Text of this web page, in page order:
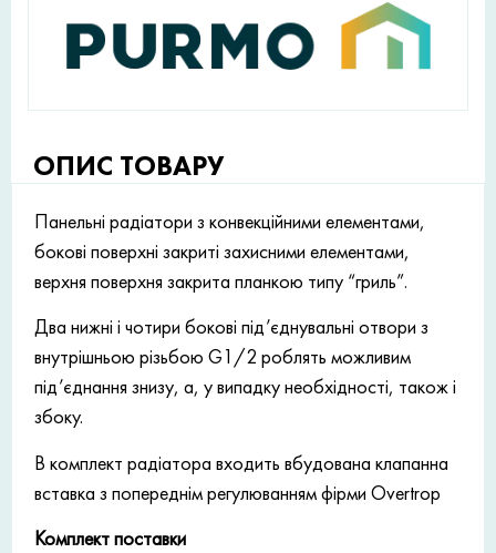
ОПИС ТОВАРУ
Панельні радіатори з конвекційними елементами,
бокові поверхні закриті захисними елементами,
верхня поверхня закрита планкою типу “гриль”.
Два нижні і чотири бокові під’єднувальні отвори з
внутрішньою різьбою G1/2 роблять можливим
під’єднання знизу, а, у випадку необхідності, також і
збоку.
В комплект радіатора входить вбудована клапанна
вставка з попереднім регулюванням фірми Overtrop
Комплект поставки